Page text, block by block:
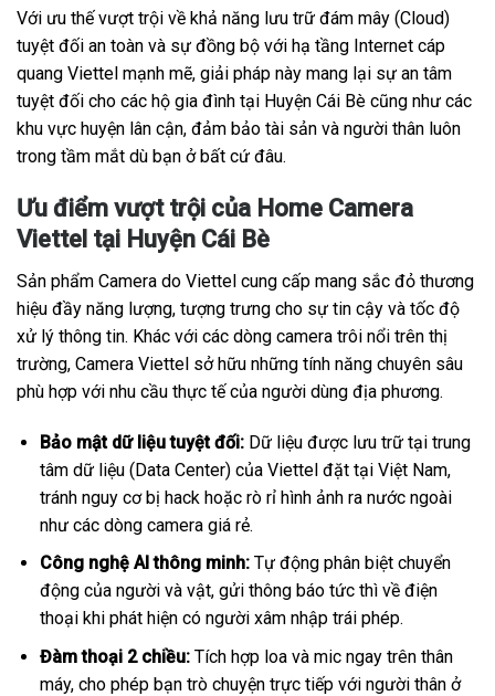
Với ưu thế vượt trội về khả năng lưu trữ đám mây (Cloud)
tuyệt đối an toàn và sự đồng bộ với hạ tầng Internet cáp
quang Viettel mạnh mẽ, giải pháp này mang lại sự an tâm
tuyệt đối cho các hộ gia đình tại Huyện Cái Bè cũng như các
khu vực huyện lân cận, đảm bảo tài sản và người thân luôn
trong tầm mắt dù bạn ở bất cứ đâu.
Ưu điểm vượt trội của Home Camera
Viettel tại Huyện Cái Bè
Sản phẩm Camera do Viettel cung cấp mang sắc đỏ thương
hiệu đầy năng lượng, tượng trưng cho sự tin cậy và tốc độ
xử lý thông tin. Khác với các dòng camera trôi nổi trên thị
trường, Camera Viettel sở hữu những tính năng chuyên sâu
phù hợp với nhu cầu thực tế của người dùng địa phương.
Bảo mật dữ liệu tuyệt đối:Dữ liệu được lưu trữ tại trung
tâm dữ liệu (Data Center) của Viettel đặt tại Việt Nam,
tránh nguy cơ bị hack hoặc rò rỉ hình ảnh ra nước ngoài
như các dòng camera giá rẻ.
Công nghệ AI thông minh:Tự động phân biệt chuyển
động của người và vật, gửi thông báo tức thì về điện
thoại khi phát hiện có người xâm nhập trái phép.
Đàm thoại 2 chiều:Tích hợp loa và mic ngay trên thân
máy, cho phép bạn trò chuyện trực tiếp với người thân ở